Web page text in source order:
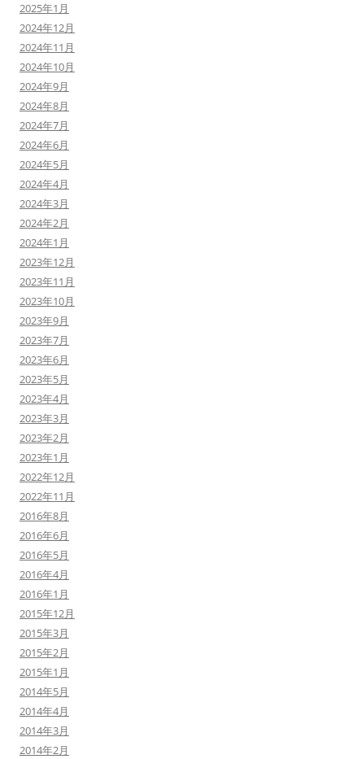
2025年1月
2024年12月
2024年11月
2024年10月
2024年9月
2024年8月
2024年7月
2024年6月
2024年5月
2024年4月
2024年3月
2024年2月
2024年1月
2023年12月
2023年11月
2023年10月
2023年9月
2023年7月
2023年6月
2023年5月
2023年4月
2023年3月
2023年2月
2023年1月
2022年12月
2022年11月
2016年8月
2016年6月
2016年5月
2016年4月
2016年1月
2015年12月
2015年3月
2015年2月
2015年1月
2014年5月
2014年4月
2014年3月
2014年2月